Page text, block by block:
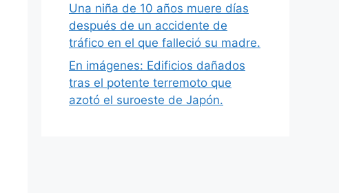
Una niña de 10 años muere días
después de un accidente de
tráfico en el que falleció su madre.
En imágenes: Edificios dañados
tras el potente terremoto que
azotó el suroeste de Japón.